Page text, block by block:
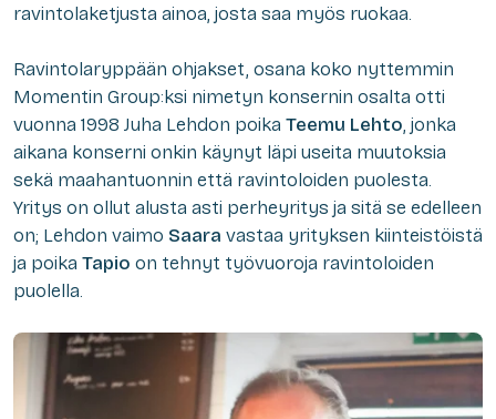
ravintolaketjusta ainoa, josta saa myös ruokaa.
Ravintolaryppään ohjakset, osana koko nyttemmin
Momentin Group:ksi nimetyn konsernin osalta otti
vuonna 1998 Juha Lehdon poika Teemu Lehto, jonka
aikana konserni onkin käynyt läpi useita muutoksia
sekä maahantuonnin että ravintoloiden puolesta.
Yritys on ollut alusta asti perheyritys ja sitä se edelleen
on; Lehdon vaimo Saara vastaa yrityksen kiinteistöistä
ja poika Tapio on tehnyt työvuoroja ravintoloiden
puolella.